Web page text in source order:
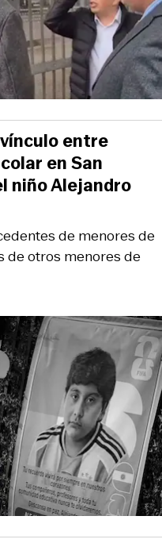
de menores de
de otros menores de
entre
en San
niño Alejandro